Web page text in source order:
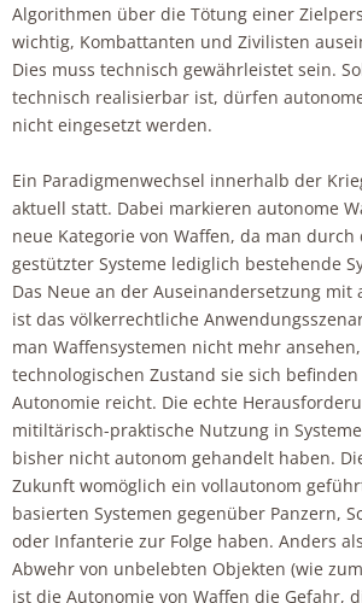
Algorithmen über die Tötung einer
wichtig, Kombattanten und Zivilisten
Dies muss technisch gewährleistet sein.
technisch realisierbar ist, dürfen
nicht eingesetzt werden.
Ein Paradigmenwechsel innerhalb der
aktuell statt. Dabei markieren autonome
neue Kategorie von Waffen, da man durch
gestützter Systeme lediglich bestehende
Das Neue an der Auseinandersetzung mit
ist das völkerrechtliche
man Waffensystemen nicht mehr
technologischen Zustand sie sich
Autonomie reicht. Die echte
mitiltärisch-praktische Nutzung in
bisher nicht autonom gehandelt haben.
Zukunft womöglich ein vollautonom
basierten Systemen gegenüber Panzern,
oder Infanterie zur Folge haben. Anders
Abwehr von unbelebten Objekten (wie
ist die Autonomie von Waffen die Gefahr,